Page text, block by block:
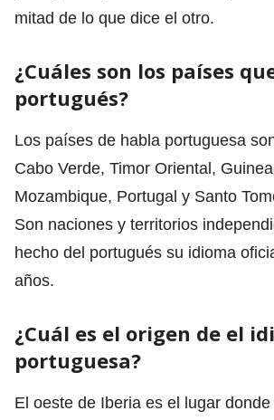
mitad de lo que dice el otro.
¿Cuáles son los países
portugués?
Los países de habla portuguesa
Cabo Verde, Timor Oriental,
Mozambique, Portugal y Santo
Son naciones y territorios
hecho del portugués su idioma
años.
¿Cuál es el origen de el
portuguesa?
El oeste de Iberia es el lugar